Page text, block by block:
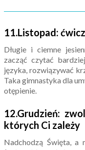
11.Listopad:
Długie i ciemne
zacząć czytać
języka, rozwiązywać
Taka gimnastyka dla
otępienie.
12.Grudzień:
których Ci zależy
Nadchodzą Święta, a